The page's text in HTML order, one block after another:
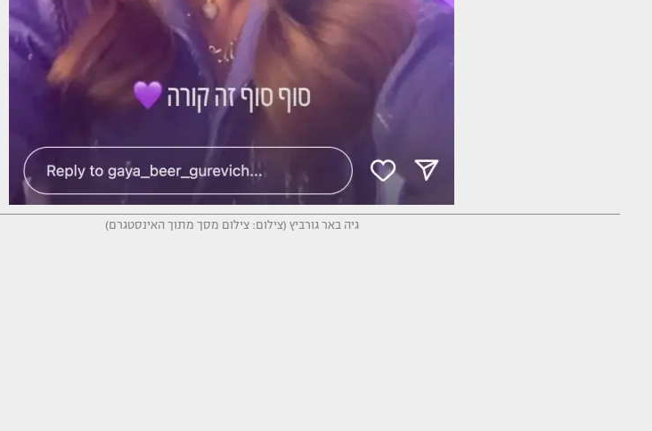
גיה באר גורביץ (צילום: צילום מסך מתוך האינסטגרם)